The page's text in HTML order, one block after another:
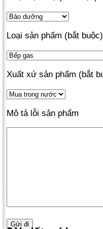
Loại sản phẩm (bắt
Xuất xứ sản phẩm (bắt
Mô tả lỗi sản phẩm